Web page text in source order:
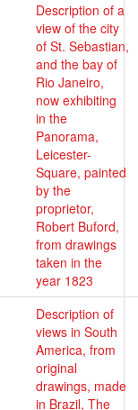
Description of a
view of the city
of St. Sebastian,
and the bay of
Rio Janeiro,
now exhibiting
in the
Panorama,
Leicester-
Square, painted
by the
proprietor,
Robert Buford,
from drawings
taken in the
year 1823
Description of
views in South
America, from
original
drawings, made
in Brazil, The